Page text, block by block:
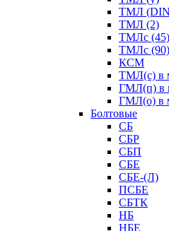
ТМЛ
ТМЛ (2)
ТМЛс (45)
ТМЛс (90)
КСМ
ТМЛ(с) в
ГМЛ(п) в
ГМЛ(о) в
Болтовые
СБ
СБР
СБП
СБЕ
СБЕ-(Л)
ПСБЕ
СБТК
НБ
НБЕ